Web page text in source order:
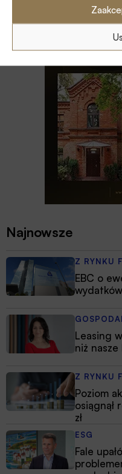
Polska
Najnowsze
Z RYNKU
EBC o
Leasing
niż nasze
Z RYNKU
Poziom
osiągnął
zł
ESG
Fale